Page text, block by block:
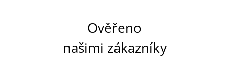
Ověřeno
našimi zákazníky